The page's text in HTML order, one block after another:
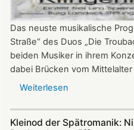
Das neuste musikalische
Straße“ des Duos „Die
beiden Musiker in ihrem
dabei Brücken vom
Weiterlesen
Kleinod der Spätromanik: